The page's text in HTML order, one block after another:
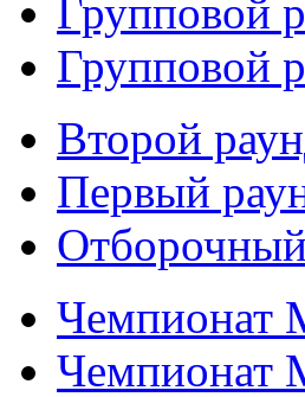
Групповой
Групповой
Второй
Первый
Чемпионат
Чемпионат